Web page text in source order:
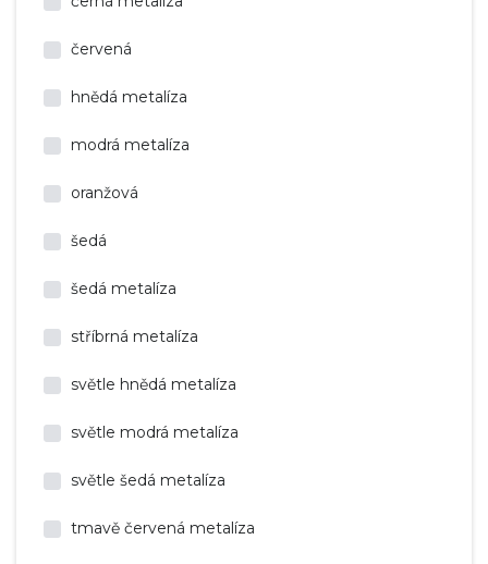
červená
hnědá metalíza
modrá metalíza
oranžová
šedá
šedá metalíza
stříbrná metalíza
světle hnědá metalíza
světle modrá metalíza
světle šedá metalíza
tmavě červená metalíza